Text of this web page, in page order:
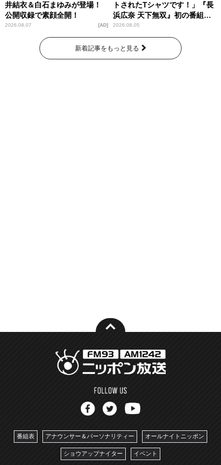
井結衣＆白石まゆみが登場！
公開収録で素顔全開！
2026.08.07 AD
トされたTシャツです！」『長
浜広奈 天下無双』初の番組グ
ッズ発売
2026.08.05
新着記事をもっと見る
番組表 アナウンサー＆パーソナリティー オールナイトニッポン
ショウアップナイター イベント